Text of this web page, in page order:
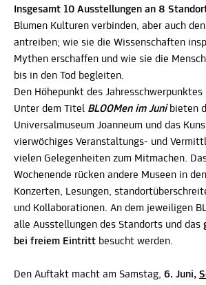
Insgesamt 10 Ausstellungen an 8
Blumen Kulturen verbinden, aber auch
antreiben; wie sie die Wissenschaften
Mythen erschaffen und wie sie die
bis in den Tod begleiten.
Den Höhepunkt des
Unter dem Titel BLOOMen im Juni bieten
Universalmuseum Joanneum und das
vierwöchiges Veranstaltungs- und
vielen Gelegenheiten zum Mitmachen.
Wochenende rücken andere Museen in
Konzerten, Lesungen,
und Kollaborationen. An dem jeweiligen
alle Ausstellungen des Standorts und das
bei freiem Eintritt besucht werden.
Den Auftakt macht am Samstag, 6. Juni,